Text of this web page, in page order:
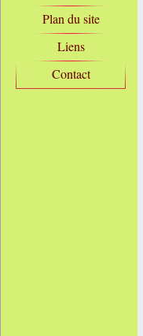
Plan du site
Liens
Contact